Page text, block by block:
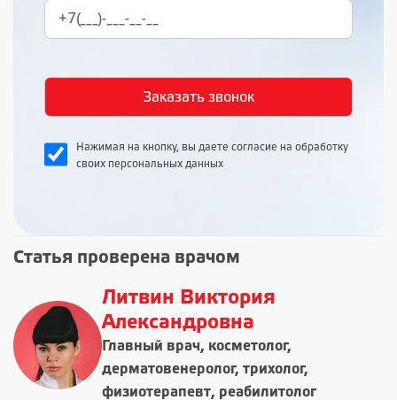
Нажимая на кнопку, вы даете согласие на обработку
своих персональных данных
Статья проверена врачом
Литвин Виктория
Александровна
Главный врач, косметолог,
дерматовенеролог, трихолог,
физиотерапевт, реабилитолог